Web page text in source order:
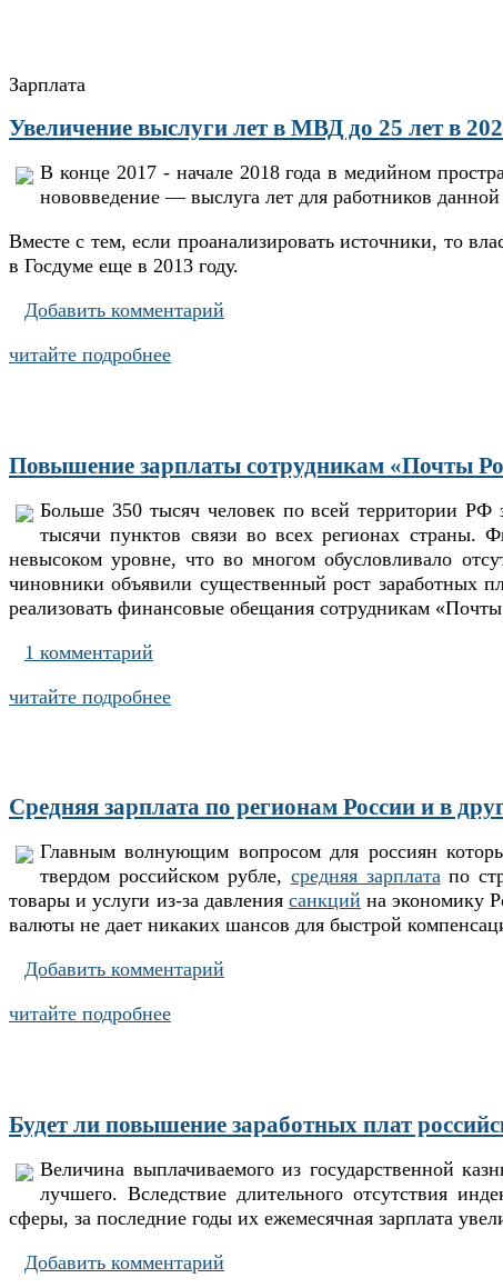
Зарплата
Увеличение выслуги лет в МВД до 25 лет в
В конце 2017 - начале 2018 года в медийном
нововведение — выслуга лет для работников
Вместе с тем, если проанализировать источники, то
в Госдуме еще в 2013 году.
Добавить комментарий
читайте подробнее
Повышение зарплаты сотрудникам «Почты
Больше 350 тысяч человек по всей территории
тысячи пунктов связи во всех регионах страны.
невысоком уровне, что во многом обусловливало
чиновники объявили существенный рост заработных
реализовать финансовые обещания сотрудникам
1 комментарий
читайте подробнее
Cредняя зарплата по регионам России и в
Главным волнующим вопросом для россиян
твердом российском рубле, средняя зарплатапо
товары и услуги из-за давления санкций на экономику
валюты не дает никаких шансов для быстрой
Добавить комментарий
читайте подробнее
Будет ли повышение заработных плат
Величина выплачиваемого из государственной
лучшего. Вследствие длительного отсутствия
сферы, за последние годы их ежемесячная зарплата
Добавить комментарий